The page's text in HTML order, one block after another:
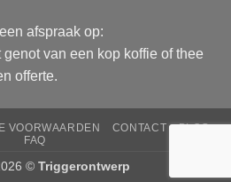
afspraak op:
van een kop koffie of thee
offerte.
VOORWAARDEN CONTACT
BLOG
FAQ
© Triggerontwerp